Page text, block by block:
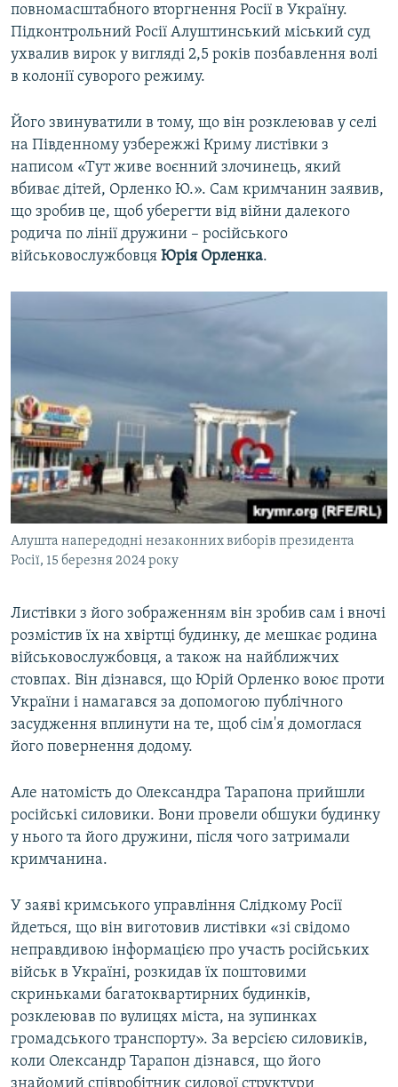
повномасштабного вторгнення Росії в Україну.
Підконтрольний Росії Алуштинський міський суд
ухвалив вирок у вигляді 2,5 років позбавлення волі
в колонії суворого режиму.
Його звинуватили в тому, що він розклеював у селі
на Південному узбережжі Криму листівки з
написом «Тут живе воєнний злочинець, який
вбиває дітей, Орленко Ю.». Сам кримчанин заявив,
що зробив це, щоб уберегти від війни далекого
родича по лінії дружини – російського
військовослужбовця Юрія Орленка.
Алушта напередодні незаконних виборів президента
Росії, 15 березня 2024 року
Листівки з його зображенням він зробив сам і вночі
розмістив їх на хвіртці будинку, де мешкає родина
військовослужбовця, а також на найближчих
стовпах. Він дізнався, що Юрій Орленко воює проти
України і намагався за допомогою публічного
засудження вплинути на те, щоб сім'я домоглася
його повернення додому.
Але натомість до Олександра Тарапона прийшли
російські силовики. Вони провели обшуки будинку
у нього та його дружини, після чого затримали
кримчанина.
У заяві кримського управління Слідкому Росії
йдеться, що він виготовив листівки «зі свідомо
неправдивою інформацією про участь російських
військ в Україні, розкидав їх поштовими
скриньками багатоквартирних будинків,
розклеював по вулицях міста, на зупинках
громадського транспорту». За версією силовиків,
коли Олександр Тарапон дізнався, що його